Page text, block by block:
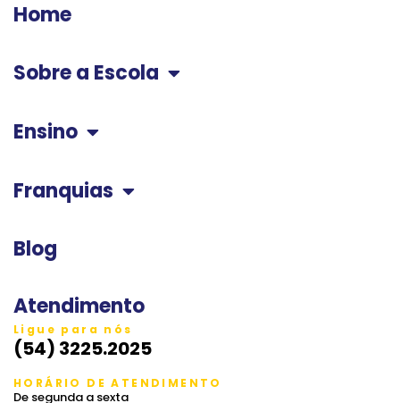
Home
Sobre a Escola
Ensino
Franquias
Blog
Atendimento
Ligue para nós
(54) 3225.2025
HORÁRIO DE ATENDIMENTO
De segunda a sexta